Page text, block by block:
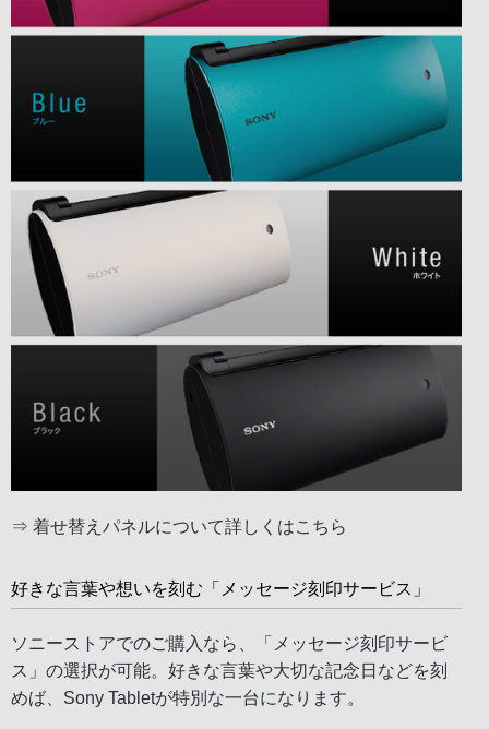
⇒ 着せ替えパネルについて詳しくはこちら
好きな言葉や想いを刻む「メッセージ刻印サービス」
ソニーストアでのご購入なら、「メッセージ刻印サービ
ス」の選択が可能。好きな言葉や大切な記念日などを刻
めば、Sony Tabletが特別な一台になります。